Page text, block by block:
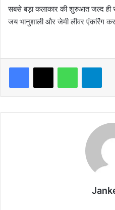
सबसे बड़ा कलाकार की शुरुआत जल्द ही
जय भानुशाली और जेमी लीवर एंकरिंग